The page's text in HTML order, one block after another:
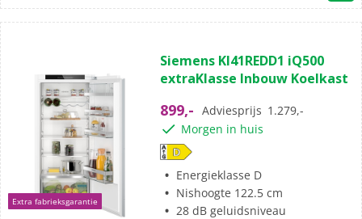
Extra fabrieksgarantie
Siemens KI41REDD1 iQ500
extraKlasse Inbouw Koelkast
899,- Adviesprijs 1.279,-
Morgen in huis
Energieklasse D
Nishoogte 122.5 cm
28 dB geluidsniveau